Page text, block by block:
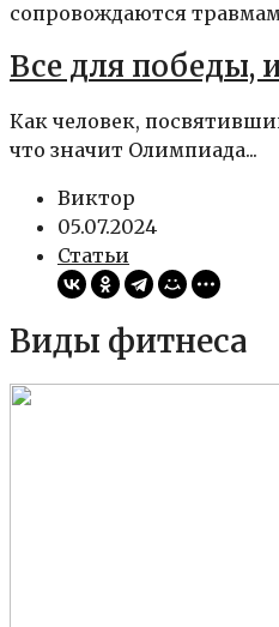
сопровождаются
Все для победы,
Как человек,
что значит Олимпиада...
Виктор
05.07.2024
Статьи
Виды фитнеса